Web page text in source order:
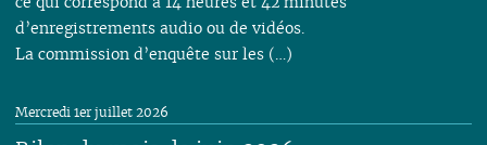
d’enregistrements audio ou de vidéos.
La commission d’enquête sur les (…)
Mercredi 1er juillet 2026